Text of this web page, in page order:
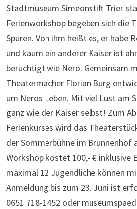
Stadtmuseum Simeonstift Trier
Ferienworkshop begeben sich die
Spuren. Von ihm heißt es, er habe
und kaum ein anderer Kaiser ist
berüchtigt wie Nero. Gemeinsam
Theatermacher Florian Burg
um Neros Leben. Mit viel Lust am
ganz wie der Kaiser selbst! Zum
Ferienkurses wird das
der Sommerbühne im Brunnenhof
Workshop kostet 100,- € inklusive
maximal 12 Jugendliche können
Anmeldung bis zum 23. Juni ist
0651 718-1452 oder